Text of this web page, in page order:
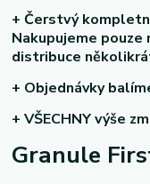
+ Čerstvý
Nakupujeme
distribuce
+ Objednávky
+ VŠECHNY výše
Granule